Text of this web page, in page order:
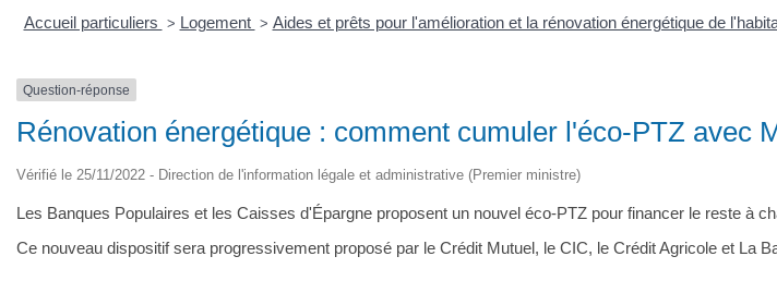
Accueil particuliers > Logement > Aides et prêts pour l'amélioration et la rénovation énergétique de
Question-réponse
Rénovation énergétique : comment cumuler l'éco-PTZ avec
Vérifié le 25/11/2022 - Direction de l'information légale et administrative (Premier ministre)
Les Banques Populaires et les Caisses d'Épargne proposent un nouvel éco-PTZ pour financer le reste à
Ce nouveau dispositif sera progressivement proposé par le Crédit Mutuel, le CIC, le Crédit Agricole et La